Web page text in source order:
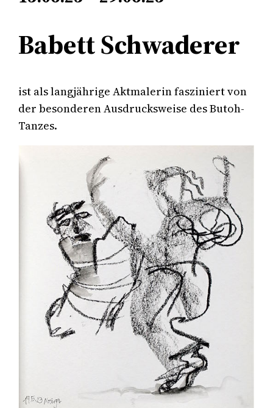
Babett Schwaderer
ist als langjährige Aktmalerin fasziniert von
der besonderen Ausdrucksweise des Butoh-
Tanzes.